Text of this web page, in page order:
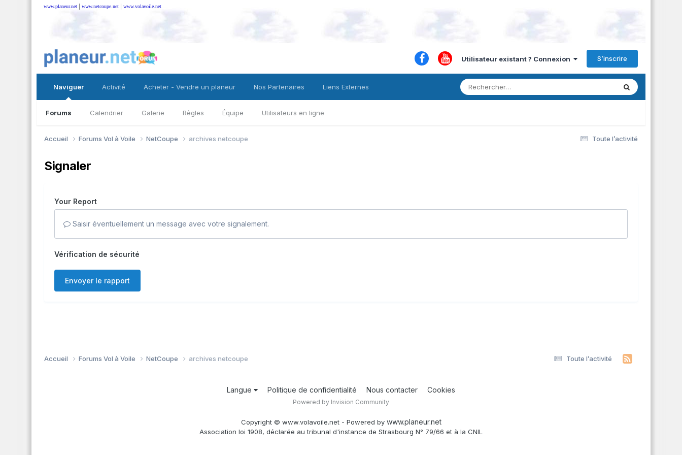
www.planeur.net | www.netcoupe.net | www.volavoile.net
Utilisateur existant ? Connexion S’inscrire
Naviguer
Forums Calendrier Galerie Règles Équipe Utilisateurs en ligne
Activité Acheter - Vendre un planeur Nos Partenaires Liens Externes
Toute l’activité
Accueil Forums Vol à Voile NetCoupe archives netcoupe
Signaler
Your Report
Saisir éventuellement un message avec votre signalement.
Vérification de sécurité
Envoyer le rapport
Toute l’activité
Accueil Forums Vol à Voile NetCoupe archives netcoupe
Langue Politique de confidentialité Nous contacter Cookies
Powered by Invision Community
Copyright © www.volavoile.net - Powered by www.planeur.net
Association loi 1908, déclarée au tribunal d'instance de Strasbourg N° 79/66 et à la CNIL